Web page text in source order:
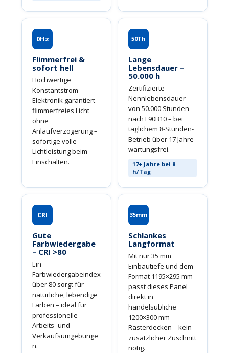
0Hz
Flimmerfrei &
sofort hell
Hochwertige
Konstantstrom-
Elektronik garantiert
flimmerfreies Licht
ohne
Anlaufverzögerung –
sofortige volle
Lichtleistung beim
Einschalten.
50Th
Lange
Lebensdauer –
50.000 h
Zertifizierte
Nennlebensdauer
von 50.000 Stunden
nach L90B10 – bei
täglichem 8-Stunden-
Betrieb über 17 Jahre
wartungsfrei.
17+ Jahre bei 8
h/Tag
CRI
Gute
Farbwiedergabe
– CRI >80
Ein
Farbwiedergabeindex
über 80 sorgt für
natürliche, lebendige
Farben – ideal für
professionelle
Arbeits- und
Verkaufsumgebunge
n.
35mm
Schlankes
Langformat
Mit nur 35 mm
Einbautiefe und dem
Format 1195×295 mm
passt dieses Panel
direkt in
handelsübliche
1200×300 mm
Rasterdecken – kein
zusätzlicher Zuschnitt
nötig.